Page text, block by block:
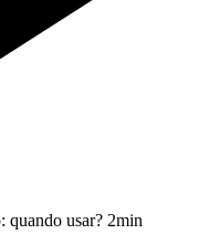
quando usar? 2min